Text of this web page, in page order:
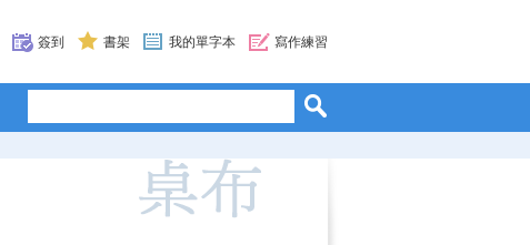
簽到 書架 我的單字本 寫作練習